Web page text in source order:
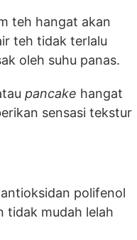
teh hangat akan
teh tidak terlalu
oleh suhu panas.
pancake hangat
sensasi tekstur
polifenol
tidak mudah lelah